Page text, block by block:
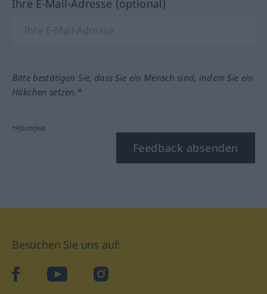
Ihre E-Mail-Adresse (optional)
Bitte bestätigen Sie, dass Sie ein Mensch sind, indem Sie ein
Häkchen setzen.*
*Pflichtfeld
Feedback absenden
Besuchen Sie uns auf:
facebookYouTube Instagram